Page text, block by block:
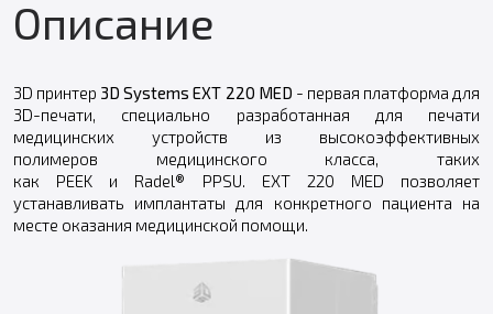
Описание
3D принтер 3D Systems EXT 220 MED - первая платформа для
3D-печати, специально разработанная для печати
медицинских устройств из высокоэффективных
полимеров медицинского класса, таких
как PEEK и Radel® PPSU. EXT 220 MED позволяет
устанавливать имплантаты для конкретного пациента на
месте оказания медицинской помощи.